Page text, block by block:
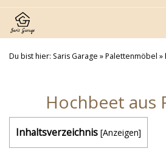
Skip
main
content
Du bist hier: Saris Garage »Palettenmöbel »
Hochbeet aus
Inhaltsverzeichnis [Anzeigen]